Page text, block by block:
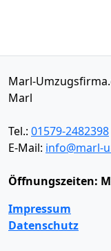
Marl-
Marl
Tel.: 01579-2482398
E-Mail: info@marl-
Öffnungszeiten:
Impressum
Datenschutz